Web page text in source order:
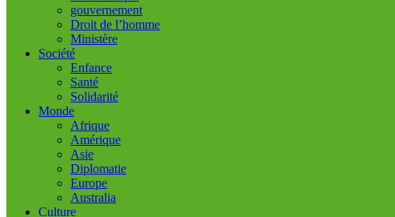
gouvernement
Droit de l’homme
Ministère
Société
Enfance
Santé
Solidarité
Monde
Afrique
Amérique
Asie
Diplomatie
Europe
Australia
Culture